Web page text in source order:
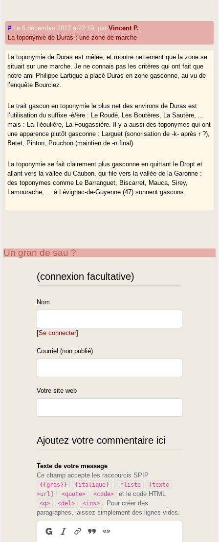
# Le 6 décembre 2017 à 22:19 parVincent P.
La toponymie de Duras : une zone de marche
La toponymie de Duras est mêlée, et montre nettement que la zone se
situait sur une marche. Je ne connais pas les critères qui ont fait que
notre ami Philippe Lartigue a placé Duras en zone gasconne, au vu de
l’enquête Bourciez.
Le trait gascon en toponymie le plus net des environs de Duras est
l’utilisation du suffixe -è/ère : Le Roudé, Les Boutères, La Sautère, ...
mais : La Téoulière, La Fougassière. Il y a aussi des toponymes qui ont
une apparence plutôt gasconne : Larguet (sonorisation de -k- après r ?),
Betet, Pinton, Pouchon (maintien de -n final).
La toponymie se fait clairement plus gasconne en quittant le Dropt et
allant vers la vallée du Caubon, qui file vers la vallée de la Garonne :
des toponymes comme Le Barranguet, Biscarret, Mauca, Sirey,
Lamourache, ... à Lévignac-de-Guyenne (47) sonnent gascons.
Un gran de sau ?
(connexion facultative)
Nom
[Se connecter]
Courriel (non publié)
Votre site web
Ajoutez votre commentaire ici
Texte de votre message
Ce champ accepte les raccourcis SPIP
{{gras}} {italique} -*liste
[texte-
>url]
<quote> <code> et le code HTML
<q> <del> <ins>
. Pour créer des
paragraphes, laissez simplement des lignes vides.